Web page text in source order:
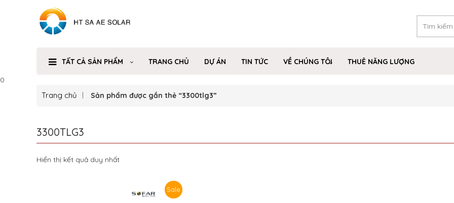
TẤT CẢ SẢN PHẨM TRANG CHỦ DỰ ÁN TIN TỨC VỀ CHÚNG TÔI
THUÊ NĂNG LƯỢNG
0
Trang chủ Sản phẩm được gắn thẻ “3300tlg3”
3300TLG3
Hiển thị kết quả duy nhất
Sale